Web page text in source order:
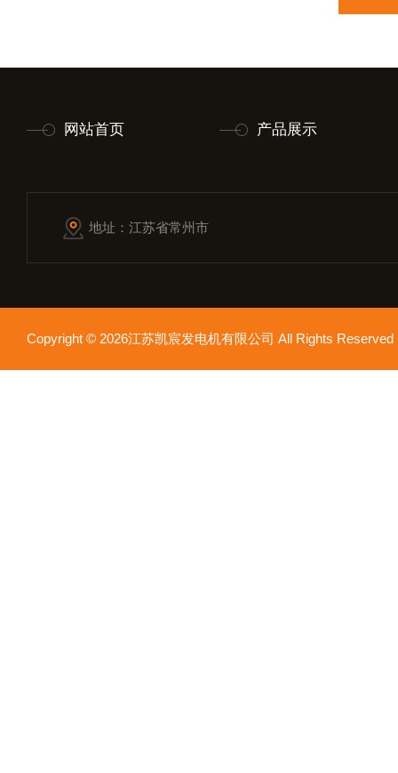
网站首页 产品展示
地址：江苏省常州市
Copyright © 2026江苏凯宸发电机有限公司 All Rights